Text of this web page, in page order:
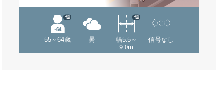
55～64歳
他
曇
幅5.5～
9.0m
他
信号なし